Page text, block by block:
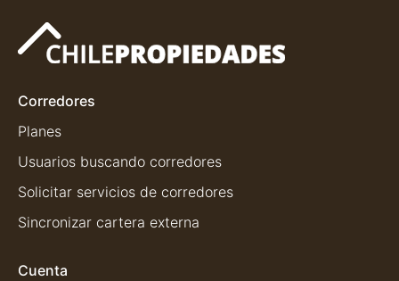
Corredores
Planes
Usuarios buscando corredores
Solicitar servicios de corredores
Sincronizar cartera externa
Cuenta